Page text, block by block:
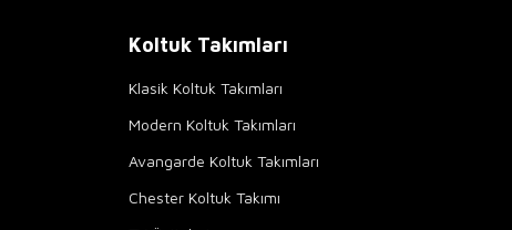
Koltuk Takımları
Klasik Koltuk Takımları
Modern Koltuk Takımları
Avangarde Koltuk Takımları
Chester Koltuk Takımı